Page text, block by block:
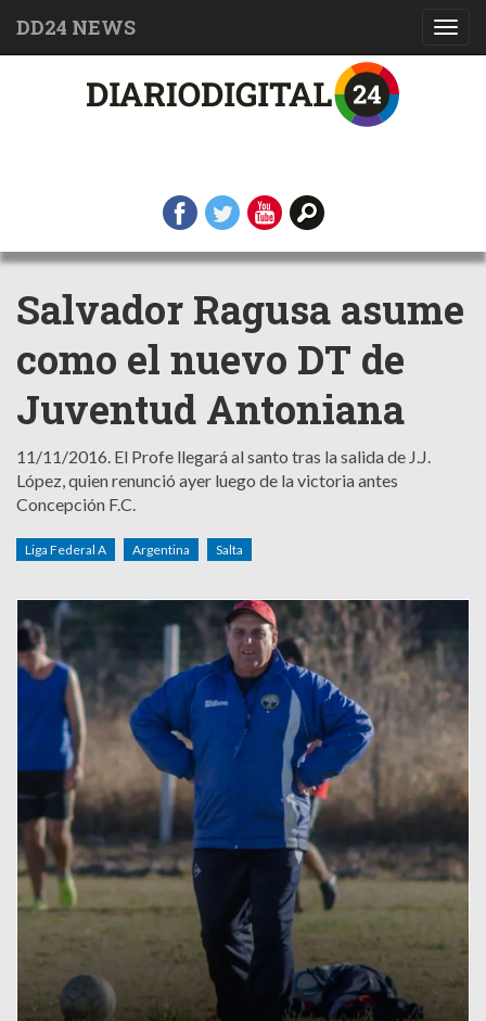
DD24 NEWS
Salvador Ragusa asume
como el nuevo DT de
Juventud Antoniana
11/11/2016. El Profe llegará al santo tras la salida de J.J.
López, quien renunció ayer luego de la victoria antes
Concepción F.C.
Liga Federal A Argentina Salta